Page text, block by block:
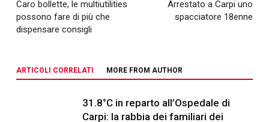
Caro bollette, le multiutilities
possono fare di più che
dispensare consigli
Arrestato a Carpi uno
spacciatore 18enne
ARTICOLI CORRELATI MORE FROM AUTHOR
31.8°C in reparto all’Ospedale di
Carpi: la rabbia dei familiari dei